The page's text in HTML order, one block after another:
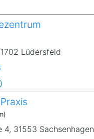
Lüdersfeld
4, 31553 Sachsenhagen